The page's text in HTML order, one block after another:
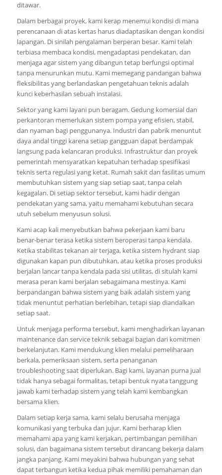
ditawar.
Dalam berbagai proyek, kami kerap menemui kondisi di mana
perencanaan di atas kertas harus diadaptasikan dengan kondisi
lapangan. Di sinilah pengalaman berperan besar. Kami telah
terbiasa membaca kondisi, mengadaptasi pendekatan, dan
menjaga agar sistem yang dibangun tetap berfungsi optimal
tanpa menurunkan mutu. Kami memegang pandangan bahwa
fleksibilitas yang berlandaskan pengetahuan teknis adalah
kunci keberhasilan sebuah instalasi.
Sektor yang kami layani pun beragam. Gedung komersial dan
perkantoran memerlukan sistem pompa yang efisien, stabil,
dan nyaman bagi penggunanya. Industri dan pabrik menuntut
daya andal tinggi karena setiap gangguan dapat berdampak
langsung pada kelancaran produksi. Infrastruktur dan proyek
pemerintah mensyaratkan kepatuhan terhadap spesifikasi
teknis serta regulasi yang ketat. Rumah sakit dan fasilitas umum
membutuhkan sistem yang siap setiap saat, tanpa celah
kegagalan. Di setiap sektor tersebut, kami hadir dengan
pendekatan yang sama, yaitu memahami kebutuhan secara
utuh sebelum menyusun solusi.
Kami acap kali menyebutkan bahwa pekerjaan kami baru
benar-benar terasa ketika sistem beroperasi tanpa kendala.
Ketika stabilitas tekanan air terjaga, ketika sistem hydrant siap
digunakan kapan pun dibutuhkan, atau ketika proses produksi
berjalan lancar tanpa kendala pada sisi utilitas, di situlah kami
merasa peran kami berjalan sebagaimana mestinya. Kami
berpandangan bahwa sistem yang baik adalah sistem yang
tidak menuntut perhatian berlebihan, tetapi siap diandalkan
setiap saat.
Untuk menjaga performa tersebut, kami menghadirkan layanan
maintenance dan service teknik sebagai bagian dari komitmen
berkelanjutan. Kami mendukung klien melalui pemeliharaan
berkala, pemeriksaan sistem, serta penanganan
troubleshooting saat diperlukan. Bagi kami, layanan purna jual
tidak hanya sebagai formalitas, tetapi bentuk nyata tanggung
jawab kami terhadap sistem yang telah kami kembangkan
bersama klien.
Dalam setiap kerja sama, kami selalu berusaha menjaga
komunikasi yang terbuka dan jujur. Kami berharap klien
memahami apa yang kami kerjakan, pertimbangan pemilihan
solusi, dan bagaimana sistem tersebut dirancang bekerja dalam
jangka panjang. Kami meyakini bahwa hubungan yang sehat
dapat terbangun ketika kedua pihak memiliki pemahaman dan